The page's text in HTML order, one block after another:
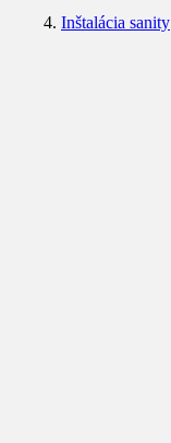
Inštalácia sanity